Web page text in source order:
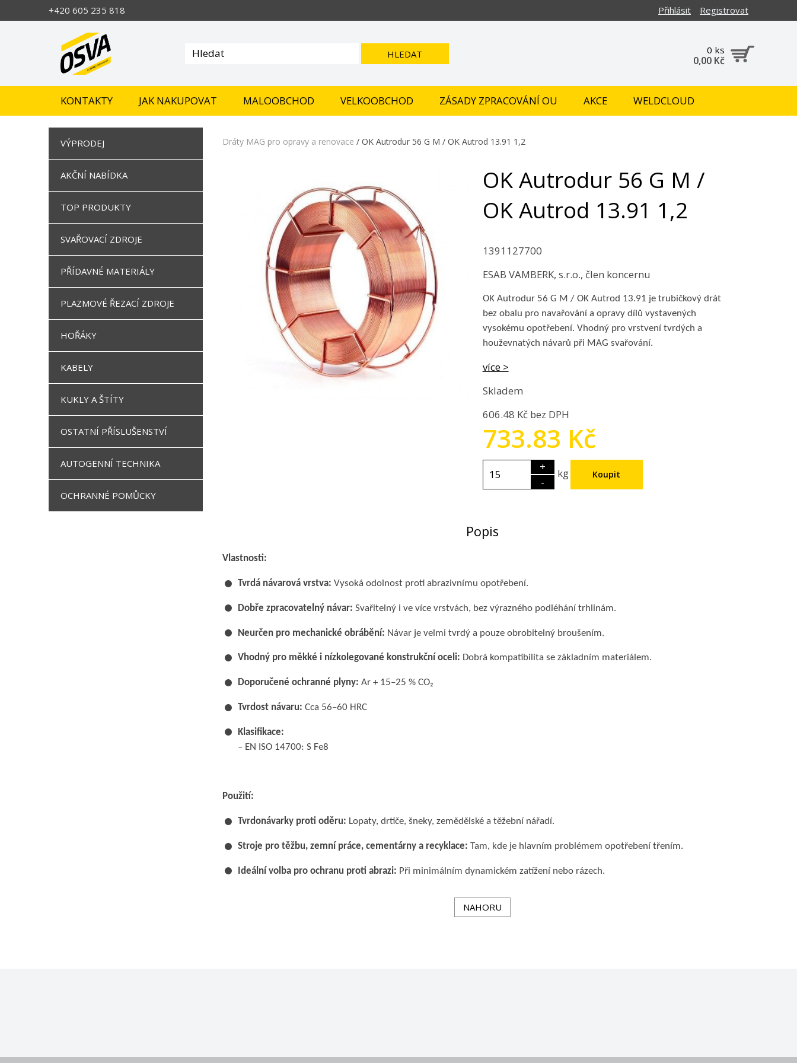
+420 605 235 818 Registrovat
Přihlásit
0 ks
0,00 Kč
HLEDAT
KONTAKTY JAK NAKUPOVAT MALOOBCHOD VELKOOBCHOD ZÁSADY ZPRACOVÁNÍ OU AKCE WELDCLOUD
VÝPRODEJ
AKČNÍ NABÍDKA
TOP PRODUKTY
SVAŘOVACÍ ZDROJE
PŘÍDAVNÉ MATERIÁLY
PLAZMOVÉ ŘEZACÍ ZDROJE
HOŘÁKY
KABELY
KUKLY A ŠTÍTY
OSTATNÍ PŘÍSLUŠENSTVÍ
AUTOGENNÍ TECHNIKA
OCHRANNÉ POMŮCKY
Dráty MAG pro opravy a renovace / OK Autrodur 56 G M / OK Autrod 13.91 1,2
OK Autrodur 56 G M /
OK Autrod 13.91 1,2
1391127700
ESAB VAMBERK, s.r.o., člen koncernu
OK Autrodur 56 G M / OK Autrod 13.91 je trubičkový drát
bez obalu pro navařování a opravy dílů vystavených
vysokému opotřebení. Vhodný pro vrstvení tvrdých a
houževnatých návarů při MAG svařování.
více >
Skladem
606.48 Kč bez DPH
733.83 Kč
+
-
kg
Popis
Vlastnosti:
Tvrdá návarová vrstva: Vysoká odolnost proti abrazivnímu opotřebení.
Dobře zpracovatelný návar: Svařitelný i ve více vrstvách, bez výrazného podléhání trhlinám.
Neurčen pro mechanické obrábění: Návar je velmi tvrdý a pouze obrobitelný broušením.
Vhodný pro měkké i nízkolegované konstrukční oceli: Dobrá kompatibilita se základním materiálem.
Doporučené ochranné plyny: Ar + 15–25 % CO₂
Tvrdost návaru: Cca 56–60 HRC
Klasifikace:
– EN ISO 14700: S Fe8
Použití:
Tvrdonávarky proti oděru: Lopaty, drtiče, šneky, zemědělské a těžební nářadí.
Stroje pro těžbu, zemní práce, cementárny a recyklace: Tam, kde je hlavním problémem opotřebení třením.
Ideální volba pro ochranu proti abrazi: Při minimálním dynamickém zatížení nebo rázech.
NAHORU